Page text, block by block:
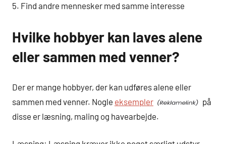
5. Find andre mennesker med samme interesse
Hvilke hobbyer kan laves alene
eller sammen med venner?
Der er mange hobbyer, der kan udføres alene eller
sammen med venner. Nogle eksempler
på
disse er læsning, maling og havearbejde.